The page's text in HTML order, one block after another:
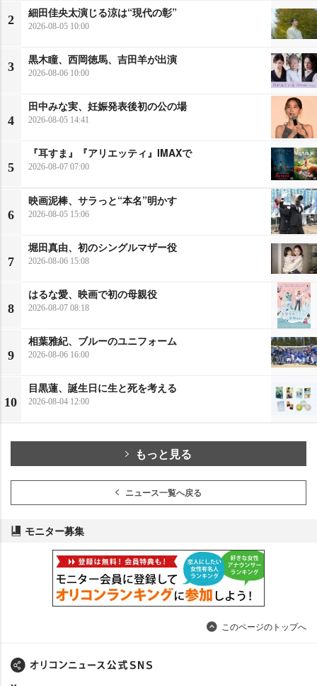
2
細田佳央太演じる涼は“現代の彰”
2026-08-05 10:00
3
黒木瞳、西岡徳馬、吉田羊が出演
2026-08-06 10:00
4
田中みな実、妊娠発表後初の公の場
2026-08-05 14:41
5
『耳すま』『アリエッティ』IMAXで
2026-08-07 07:00
6
映画泥棒、サラっと“本名”明かす
2026-08-05 15:06
7
堀田真由、初のシングルマザー役
2026-08-06 15:08
8
はるな愛、映画で初の母親役
2026-08-07 08:18
9
相葉雅紀、ブルーのユニフォーム
2026-08-06 16:00
10
目黒蓮、誕生日に生と死を考える
2026-08-04 12:00
もっと見る
ニュース一覧へ戻る
モニター募集
このページのトップへ